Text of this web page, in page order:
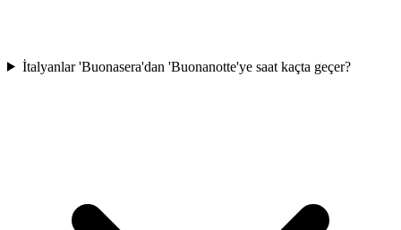
İtalyanlar 'Buonasera'dan 'Buonanotte'ye saat kaçta geçer?